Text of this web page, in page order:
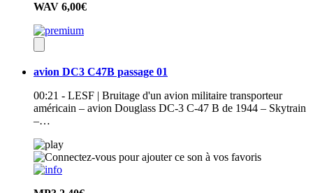
WAV 6,00€
avion DC3 C47B passage 01
00:21 - LESF | Bruitage d'un avion militaire transporteur
américain – avion Douglass DC-3 C-47 B de 1944 – Skytrain
–…